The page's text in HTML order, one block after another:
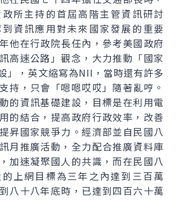
所主持的首屆高階主管資訊研討
資訊應用對未來國家發展的重要
他在行政院長任內，參考美國政府
高速公路」觀念，大力推動「國家
」，英文縮寫為NII，當時還有許多
持，只會「嗯嗯哎哎」隨著亂哼。
的資訊基礎建設，目標是在利用電
的結合，提高政府行政效率，改善
昇國家競爭力。經濟部並自民國八
月推廣活動，全力配合推廣資料庫
加速凝聚國人的共識，而在民國八
上網目標為三年之內達到三百萬
八十八年底時，已達到四百六十萬